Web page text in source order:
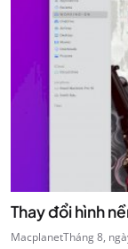
Thay đổi hình
MacplanetTháng 8,